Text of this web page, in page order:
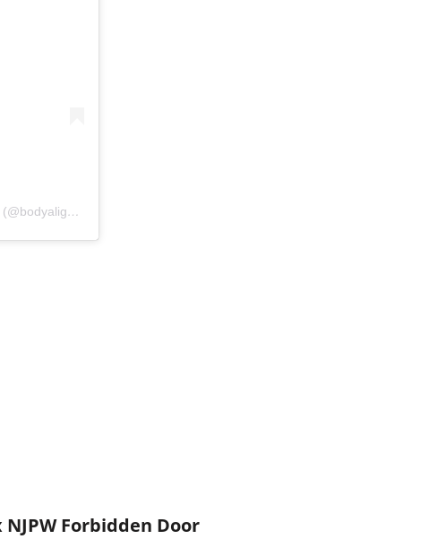
Ein Beitrag geteilt von Saminder Singh – Pain Management Clinic (@bodyalignmentclinic)
Forbidden Door